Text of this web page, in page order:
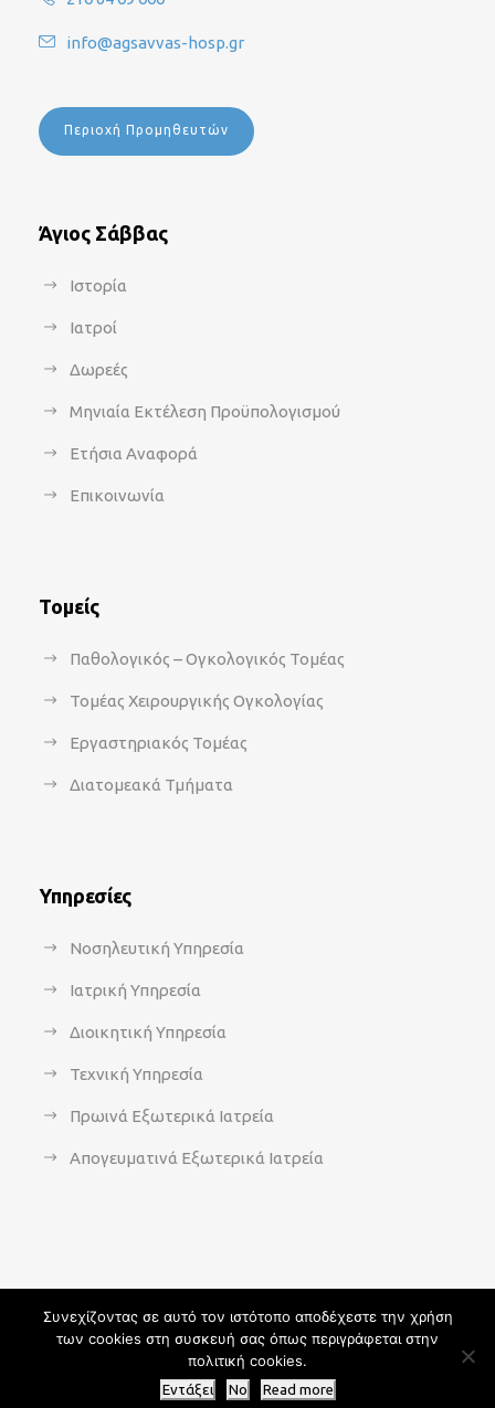
info@agsavvas-hosp.gr
Περιοχή Προμηθευτών
Άγιος Σάββας
Ιστορία
Ιατροί
Δωρεές
Μηνιαία Εκτέλεση Προϋπολογισμού
Ετήσια Αναφορά
Επικοινωνία
Τομείς
Παθολογικός – Ογκολογικός Τομέας
Τομέας Χειρουργικής Ογκολογίας
Εργαστηριακός Τομέας
Διατομεακά Τμήματα
Υπηρεσίες
Νοσηλευτική Υπηρεσία
Ιατρική Υπηρεσία
Διοικητική Υπηρεσία
Τεχνική Υπηρεσία
Πρωινά Εξωτερικά Ιατρεία
Απογευματινά Εξωτερικά Ιατρεία
Copyright 2021 - agsavvas-hosp.gr - All Rights Reserved | An
Web-Creation powered by
Συνεχίζοντας σε αυτό τον ιστότοπο αποδέχεστε την χρήση
των cookies στη συσκευή σας όπως περιγράφεται στην
πολιτική cookies.
Εντάξει No Read more